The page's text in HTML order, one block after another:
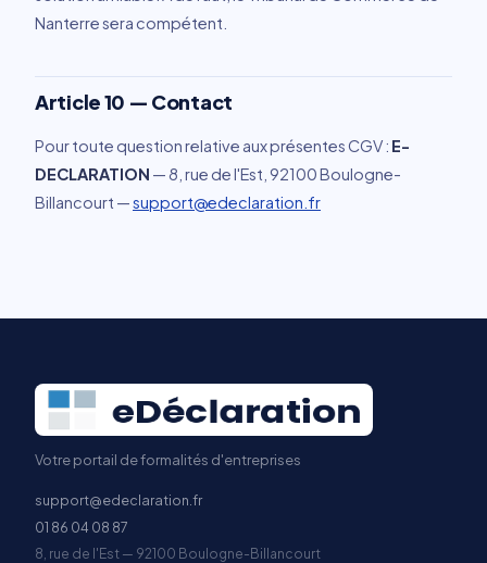
Nanterre sera compétent.
Article 10 — Contact
Pour toute question relative aux présentes CGV : E-
DECLARATION — 8, rue de l'Est, 92100 Boulogne-
Billancourt —support@edeclaration.fr
Votre portail de formalités d'entreprises
support@edeclaration.fr
01 86 04 08 87
8, rue de l'Est — 92100 Boulogne-Billancourt